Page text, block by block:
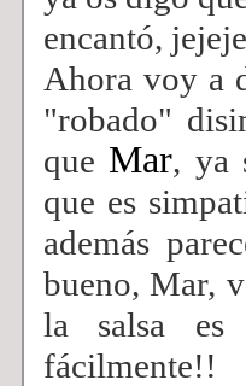
encantó,
Ahora voy a
"robado"
que Mar, ya
que es
además
bueno, Mar,
la salsa es
fácilmente!!